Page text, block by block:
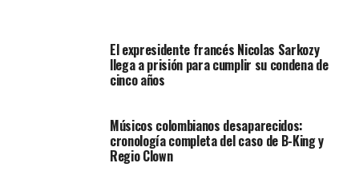
El expresidente francés Nicolas Sarkozy
llega a prisión para cumplir su condena de
cinco años
Músicos colombianos desaparecidos:
cronología completa del caso de B-King y
Regio Clown